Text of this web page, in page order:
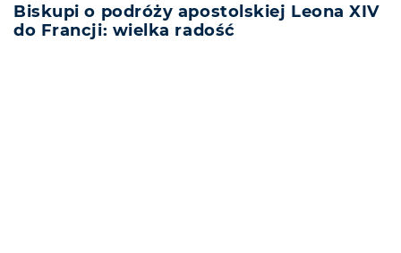
Biskupi o podróży apostolskiej Leona XIV
do Francji: wielka radość